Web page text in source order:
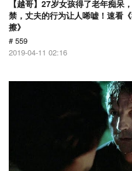
【越哥】27岁女孩得了老年痴呆
禁，丈夫的行为让人唏嘘！速看
擦》
# 559
2019-04-11 02:16